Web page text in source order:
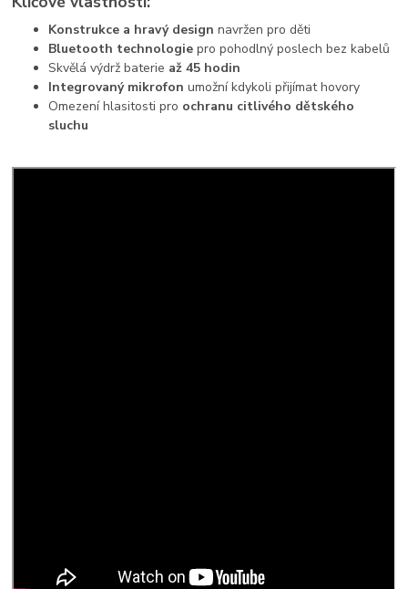
Konstrukce a hravý design navržen pro děti
Bluetooth technologie pro pohodlný poslech bez kabelů
Skvělá výdrž baterie až 45 hodin
Integrovaný mikrofon umožní kdykoli přijímat hovory
Omezení hlasitosti pro ochranu citlivého dětského
sluchu